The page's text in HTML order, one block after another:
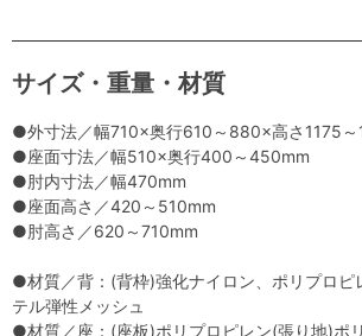
サイズ・重量・材質
●外寸法／幅710×奥行610～880×高さ1175～
●座面寸法／幅510×奥行400～450mm
●肘内寸法／幅470mm
●座面高さ／420～510mm
●肘高さ／620～710mm
●材質／背：(背枠)強化ナイロン、ポリプロピ
テル弾性メッシュ
●材質／座：(座板)ポリプロピレン(張り地)ポ